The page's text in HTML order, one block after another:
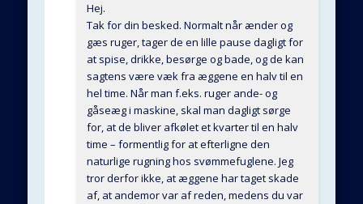
Hej.
Tak for din besked. Normalt når ænder og
gæs ruger, tager de en lille pause dagligt for
at spise, drikke, besørge og bade, og de kan
sagtens være væk fra æggene en halv til en
hel time. Når man f.eks. ruger ande- og
gåseæg i maskine, skal man dagligt sørge
for, at de bliver afkølet et kvarter til en halv
time – formentlig for at efterligne den
naturlige rugning hos svømmefuglene. Jeg
tror derfor ikke, at æggene har taget skade
af, at andemor var af reden, medens du var